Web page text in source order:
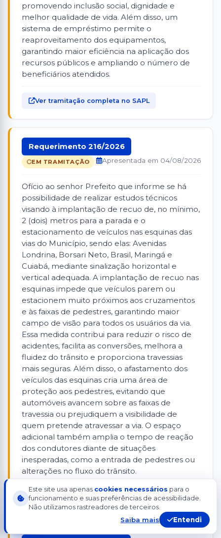
promovendo inclusão social, dignidade e
melhor qualidade de vida. Além disso, um
sistema de empréstimo permite o
reaproveitamento dos equipamentos,
garantindo maior eficiência na aplicação dos
recursos públicos e ampliando o número de
beneficiários atendidos.
Ver tramitação completa no SAPL
Requerimento 216/2026
EM TRAMITAÇÃO Apresentada em 04/08/2026
Ofício ao senhor Prefeito que informe se há
possibilidade de realizar estudos técnicos
visando à implantação de recuo de, no mínimo,
2 (dois) metros para a parada e o
estacionamento de veículos nas esquinas das
vias do Município, sendo elas: Avenidas
Londrina, Borsari Neto, Brasil, Maringá e
Cuiabá, mediante sinalização horizontal e
vertical adequada. A implantação de recuo nas
esquinas impede que veículos parem ou
estacionem muito próximos aos cruzamentos
e às faixas de pedestres, garantindo maior
campo de visão para todos os usuários da via.
Essa medida contribui para reduzir o risco de
acidentes, facilita as conversões, melhora a
fluidez do trânsito e proporciona travessias
mais seguras. Além disso, o afastamento dos
veículos das esquinas cria uma área de
proteção aos pedestres, evitando que
automóveis avancem sobre as faixas de
travessia ou prejudiquem a visibilidade de
quem pretende atravessar a via. O espaço
adicional também amplia o tempo de reação
dos condutores diante de situações
inesperadas, como a entrada de pedestres ou
alterações no fluxo do trânsito.
Ver tramitação completa no SAPL
Este site usa apenas cookies necessários para o
funcionamento e suas preferências de acessibilidade.
Não utilizamos rastreadores de terceiros.
Saiba mais Entendi